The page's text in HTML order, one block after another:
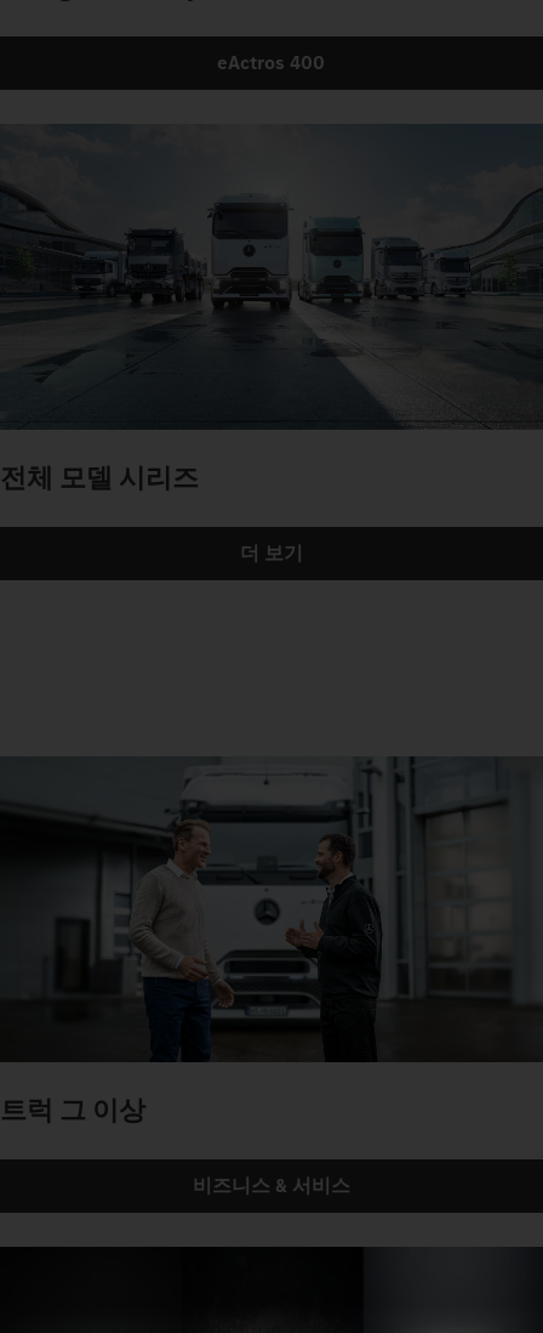
eActros 400
전체 모델 시리즈
더 보기
트럭 그 이상
비즈니스 & 서비스